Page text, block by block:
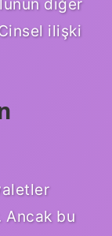
ilişki
Ancak bu